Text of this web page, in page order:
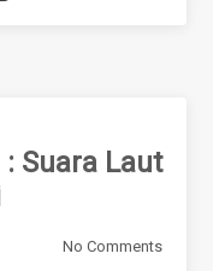
Suara Laut
No Comments